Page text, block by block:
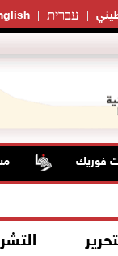
עברית